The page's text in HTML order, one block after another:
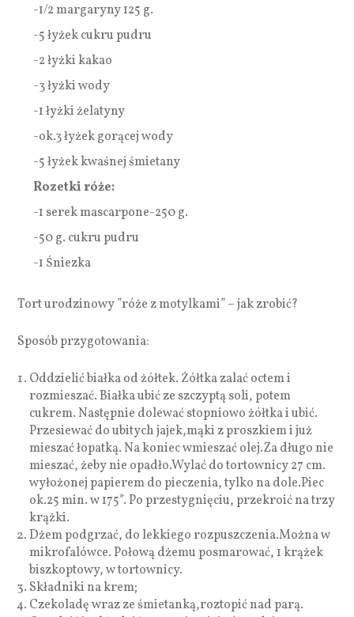
-1/2 margaryny 125 g.
-5 łyżek cukru pudru
-2 łyżki kakao
-3 łyżki wody
-1 łyżki żelatyny
-ok.3 łyżek gorącej wody
-5 łyżek kwaśnej śmietany
Rozetki róże:
-1 serek mascarpone-250 g.
-50 g. cukru pudru
-1 Śniezka
Tort urodzinowy ”róże z motylkami” – jak zrobić?
Sposób przygotowania:
Oddzielić białka od żółtek. Żółtka zalać octem i
rozmieszać. Białka ubić ze szczyptą soli, potem
cukrem. Następnie dolewać stopniowo żółtka i ubić.
Przesiewać do ubitych jajek,mąki z proszkiem i już
mieszać łopatką. Na koniec wmieszać olej.Za długo nie
mieszać, żeby nie opadło.Wylać do tortownicy 27 cm.
wyłożonej papierem do pieczenia, tylko na dole.Piec
ok.25 min. w 175*. Po przestygnięciu, przekroić na trzy
krążki.
Dżem podgrzać, do lekkiego rozpuszczenia.Można w
mikrofalówce. Połową dżemu posmarować, 1 krążek
biszkoptowy, w tortownicy.
Składniki na krem;
Czekoladę wraz ze śmietanką,roztopić nad parą.